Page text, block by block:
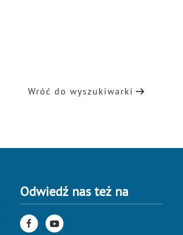
Wróć do wyszukiwarki
Odwiedź nas też na